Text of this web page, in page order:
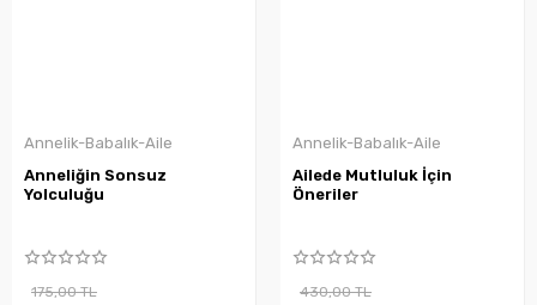
Annelik-Babalık-Aile
Anneliğin Sonsuz
Yolculuğu
175,00 TL
Annelik-Babalık-Aile
Ailede Mutluluk İçin
Öneriler
430,00 TL